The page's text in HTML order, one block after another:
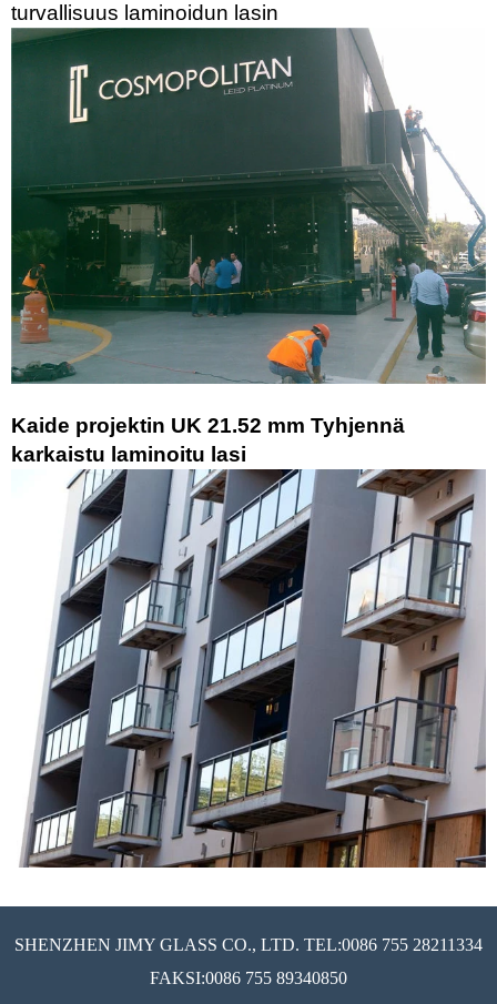
turvallisuus laminoidun lasin
Kaide projektin UK 21.52 mm Tyhjennä
karkaistu laminoitu lasi
SHENZHEN JIMY GLASS CO., LTD. TEL:0086 755 28211334
FAKSI:0086 755 89340850